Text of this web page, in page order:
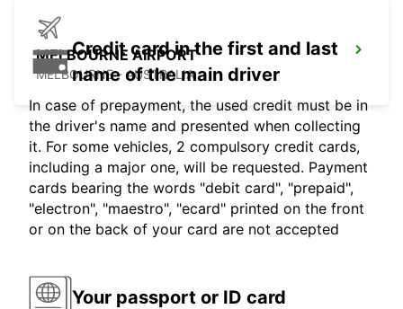
MELBOURNE AIRPORT
MELBOURNE - AUSTRALIA
Credit card in the first and last
name of the main driver
In case of prepayment, the used credit must be in
the driver's name and presented when collecting
it. For some vehicles, 2 compulsory credit cards,
including a major one, will be requested. Payment
cards bearing the words "debit card", "prepaid",
"electron", "maestro", "ecard" printed on the front
or on the back of your card are not accepted
Your passport or ID card